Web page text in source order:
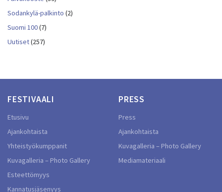
Sodankylä-palkinto (2)
Suomi 100(7)
Uutiset(257)
FESTIVAALI
Etusivu
Ajankohtaista
Yhteistyökumppanit
Kuvagalleria – Photo Gallery
Esteettömyys
Kannatusjäsenyys
PRESS
Press
Ajankohtaista
Kuvagalleria – Photo Gallery
Mediamateriaali